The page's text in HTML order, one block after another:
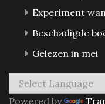
Experiment
Beschadigde
Gelezen in mei
Powered by